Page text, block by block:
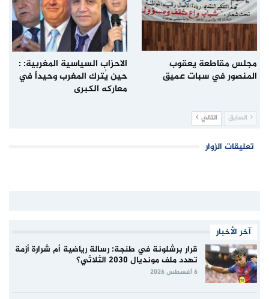
مجلس مقاطعة يعقوب
المنصور في سبات عميق
الاحزاب السياسية المغربية: :
حين يُترك المغرب وحيداً في
معاركه الكبرى
السابق التالي
تعليقات الزوار
آخر الأخبار
قرار برشلونة في طنجة: رسالة رياضية أم شرارة أزمة
تهدد ملف مونديال 2030 الثلاثي؟
6 أغسطس 2026